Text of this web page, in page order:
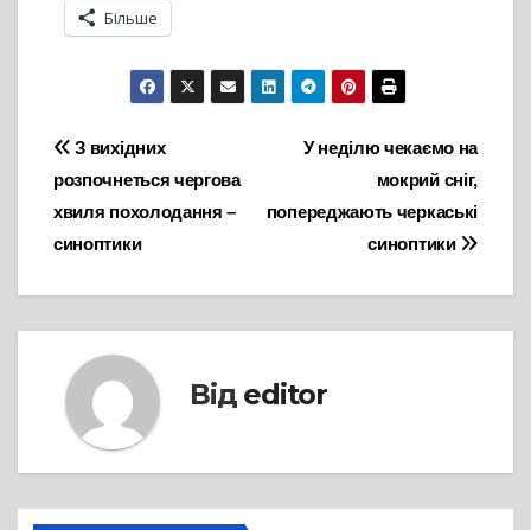
Більше
Навігація
записів
У неділю чекаємо на
мокрий сніг,
попереджають черкаські
синоптики
З вихідних
розпочнеться чергова
хвиля похолодання –
синоптики
Від editor